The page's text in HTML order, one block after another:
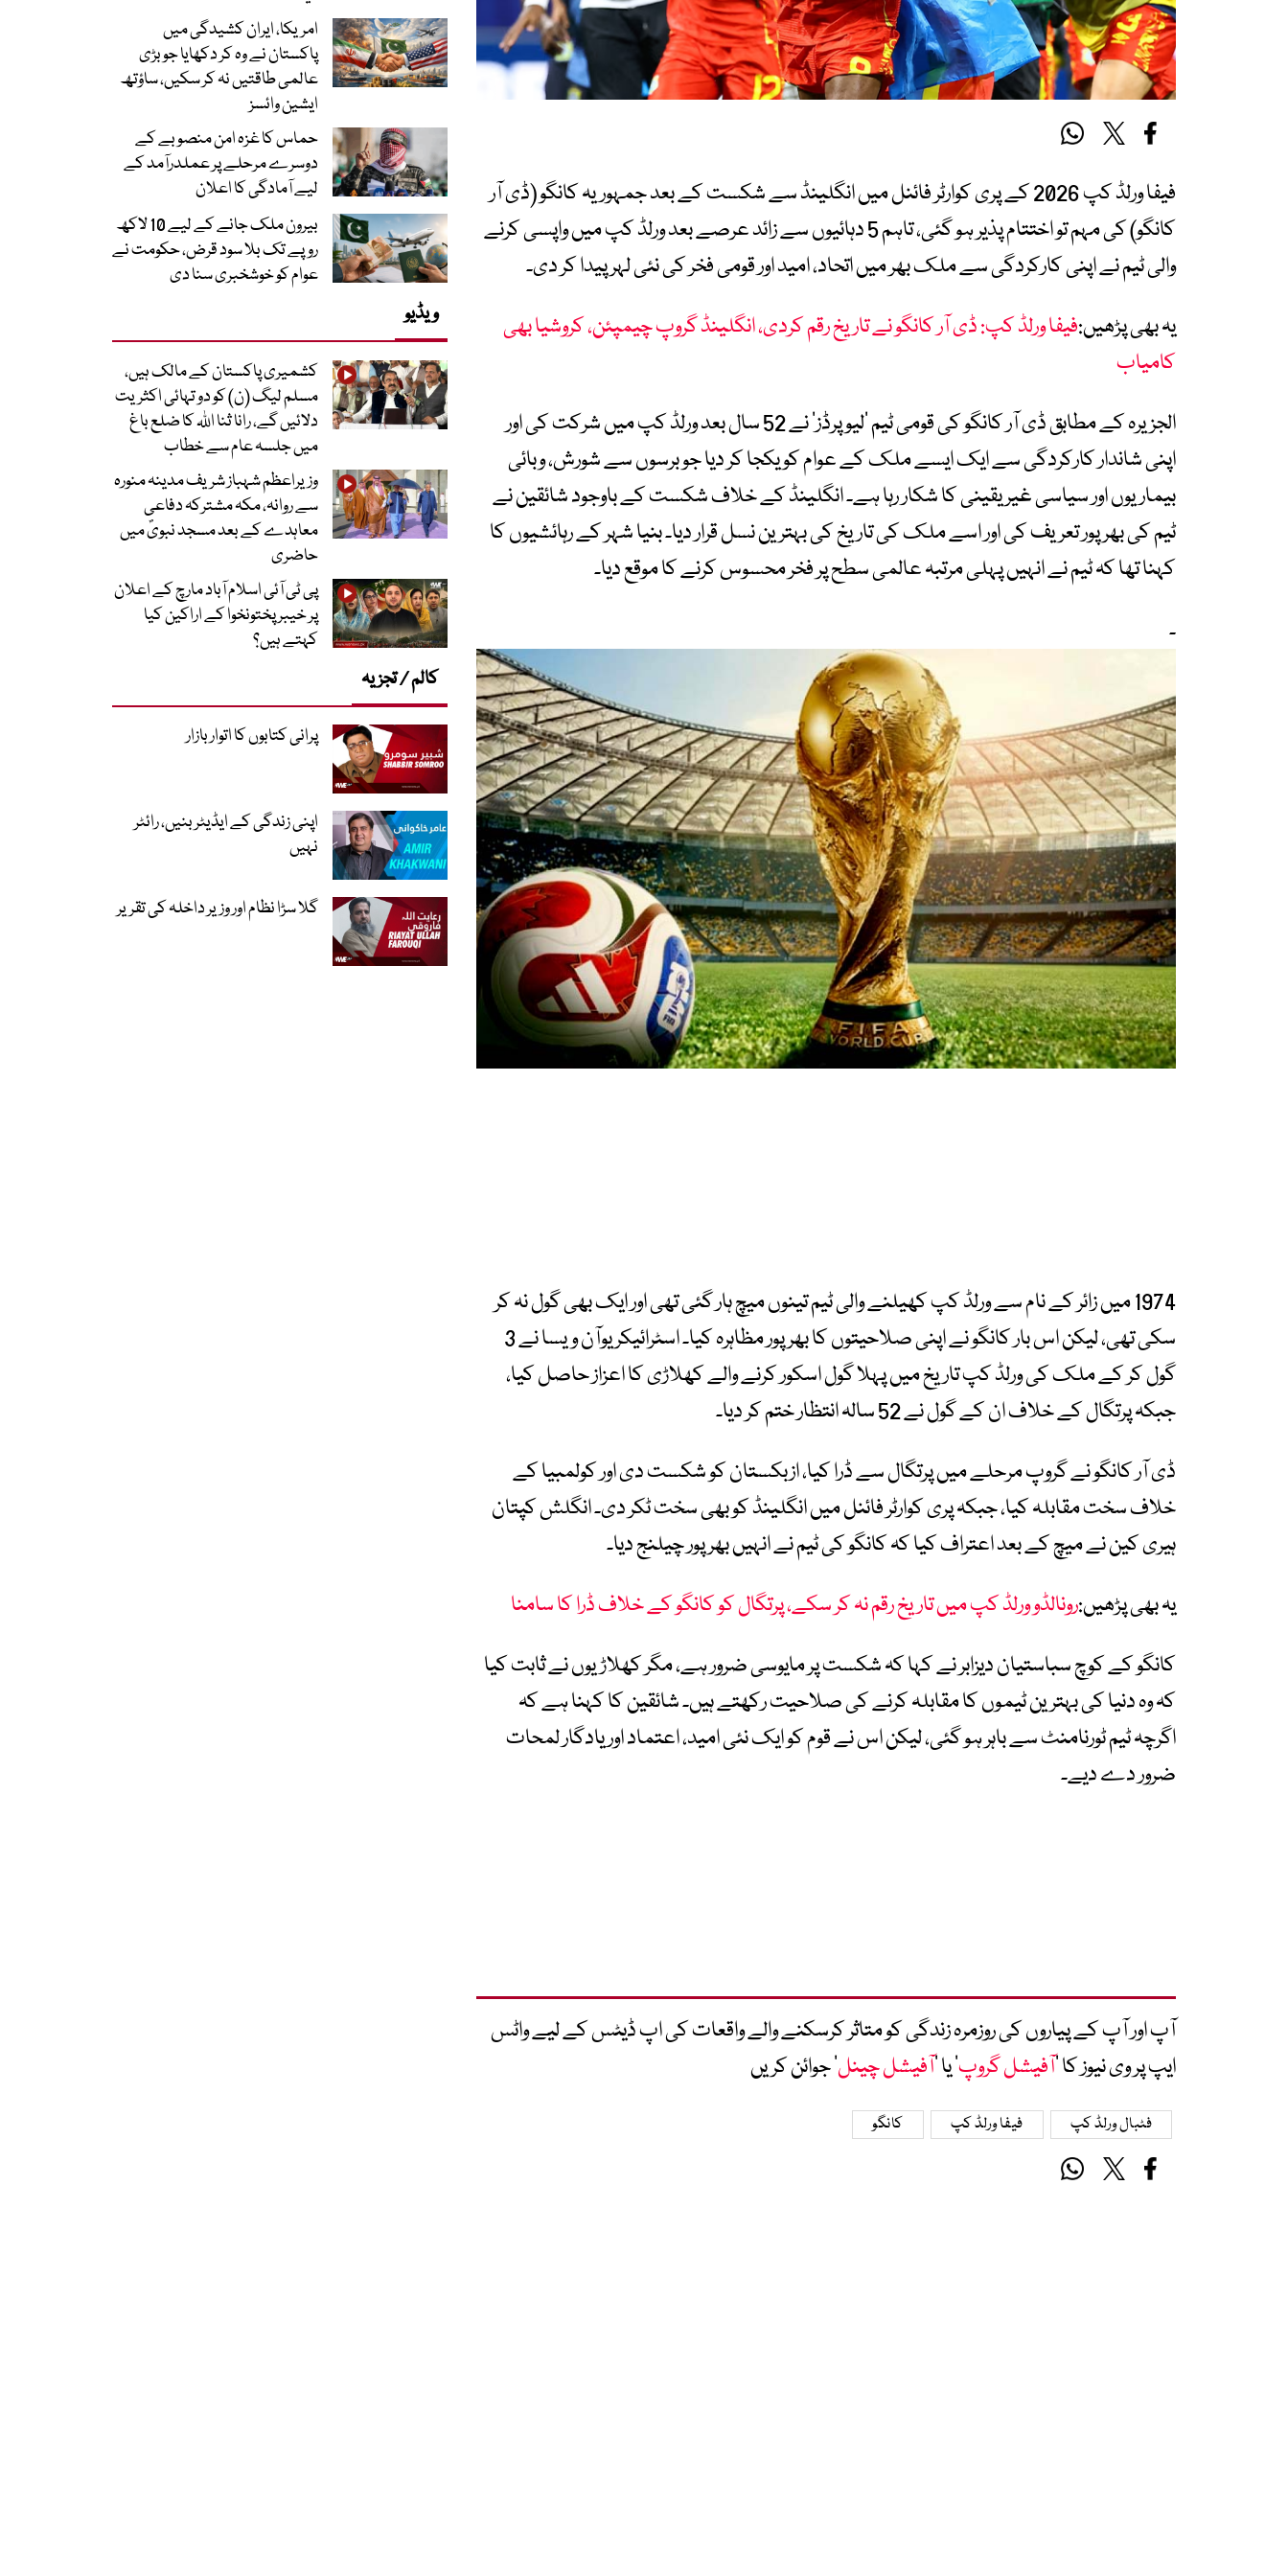
فیفا ورلڈ کپ 2026 کے پری کوارٹر فائنل میں انگلینڈ سے شکست کے بعد جمہوریہ کانگو (ڈی آر
کانگو) کی مہم تو اختتام پذیر ہو گئی، تاہم 5 دہائیوں سے زائد عرصے بعد ورلڈ کپ میں واپسی کرنے
والی ٹیم نے اپنی کارکردگی سے ملک بھر میں اتحاد، امید اور قومی فخر کی نئی لہر پیدا کر دی۔
یہ بھی پڑھیں:فیفا ورلڈ کپ: ڈی آر کانگو نے تاریخ رقم کردی، انگلینڈ گروپ چیمپئن، کروشیا بھی
کامیاب
الجزیرہ کے مطابق ڈی آر کانگو کی قومی ٹیم ’لیوپرڈز‘ نے 52 سال بعد ورلڈ کپ میں شرکت کی اور
اپنی شاندار کارکردگی سے ایک ایسے ملک کے عوام کو یکجا کر دیا جو برسوں سے شورش، وبائی
بیماریوں اور سیاسی غیر یقینی کا شکار رہا ہے۔ انگلینڈ کے خلاف شکست کے باوجود شائقین نے
ٹیم کی بھرپور تعریف کی اور اسے ملک کی تاریخ کی بہترین نسل قرار دیا۔ بنیا شہر کے رہائشیوں کا
کہنا تھا کہ ٹیم نے انہیں پہلی مرتبہ عالمی سطح پر فخر محسوس کرنے کا موقع دیا۔
۔
1974 میں زائر کے نام سے ورلڈ کپ کھیلنے والی ٹیم تینوں میچ ہار گئی تھی اور ایک بھی گول نہ کر
سکی تھی، لیکن اس بار کانگو نے اپنی صلاحیتوں کا بھرپور مظاہرہ کیا۔ اسٹرائیکر یوآن ویسا نے 3
گول کر کے ملک کی ورلڈ کپ تاریخ میں پہلا گول اسکور کرنے والے کھلاڑی کا اعزاز حاصل کیا،
جبکہ پرتگال کے خلاف ان کے گول نے 52 سالہ انتظار ختم کر دیا۔
ڈی آر کانگو نے گروپ مرحلے میں پرتگال سے ڈرا کیا، ازبکستان کو شکست دی اور کولمبیا کے
خلاف سخت مقابلہ کیا، جبکہ پری کوارٹر فائنل میں انگلینڈ کو بھی سخت ٹکر دی۔ انگلش کپتان
ہیری کین نے میچ کے بعد اعتراف کیا کہ کانگو کی ٹیم نے انہیں بھرپور چیلنج دیا۔
یہ بھی پڑھیں:رونالڈو ورلڈ کپ میں تاریخ رقم نہ کر سکے، پرتگال کو کانگو کے خلاف ڈرا کا سامنا
کانگو کے کوچ سباستیان دیزابر نے کہا کہ شکست پر مایوسی ضرور ہے، مگر کھلاڑیوں نے ثابت کیا
کہ وہ دنیا کی بہترین ٹیموں کا مقابلہ کرنے کی صلاحیت رکھتے ہیں۔ شائقین کا کہنا ہے کہ
اگرچہ ٹیم ٹورنامنٹ سے باہر ہو گئی، لیکن اس نے قوم کو ایک نئی امید، اعتماد اور یادگار لمحات
ضرور دے دیے۔
آپ اور آپ کے پیاروں کی روزمرہ زندگی کو متاثر کرسکنے والے واقعات کی اپ ڈیٹس کے لیے واٹس
ایپ پر وی نیوز کا ’آفیشل گروپ‘ یا ’آفیشل چینل‘ جوائن کریں
فٹبال ورلڈ کپ فیفا ورلڈ کپ کانگو
امریکا، ایران کشیدگی میں
پاکستان نے وہ کر دکھایا جو بڑی
عالمی طاقتیں نہ کر سکیں، ساؤتھ
ایشین وائسز
حماس کا غزہ امن منصوبے کے
دوسرے مرحلے پر عملدرآمد کے
لیے آمادگی کا اعلان
بیرون ملک جانے کے لیے 10 لاکھ
روپے تک بلا سود قرض، حکومت نے
عوام کو خوشخبری سنا دی
ویڈیو
کشمیری پاکستان کے مالک ہیں،
مسلم لیگ (ن) کو دو تہائی اکثریت
دلائیں گے، رانا ثنا اللہ کا ضلع باغ
میں جلسہ عام سے خطاب
وزیراعظم شہباز شریف مدینہ منورہ
سے روانہ، مکہ مشترکہ دفاعی
معاہدے کے بعد مسجد نبویؐ میں
حاضری
پی ٹی آئی اسلام آباد مارچ کے اعلان
پر خیبر پختونخوا کے اراکین کیا
کہتے ہیں؟
کالم / تجزیہ
پرانی کتابوں کا اتوار بازار
اپنی زندگی کے ایڈیٹر بنیں، رائٹر
نہیں
گلا سڑا نظام اور وزیر داخلہ کی تقریر